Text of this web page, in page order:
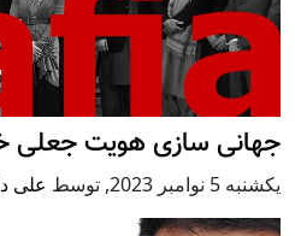
جهانی سازی هویت جعلی
يكشنبه 5 نوامبر 2023 , توسط علی‌